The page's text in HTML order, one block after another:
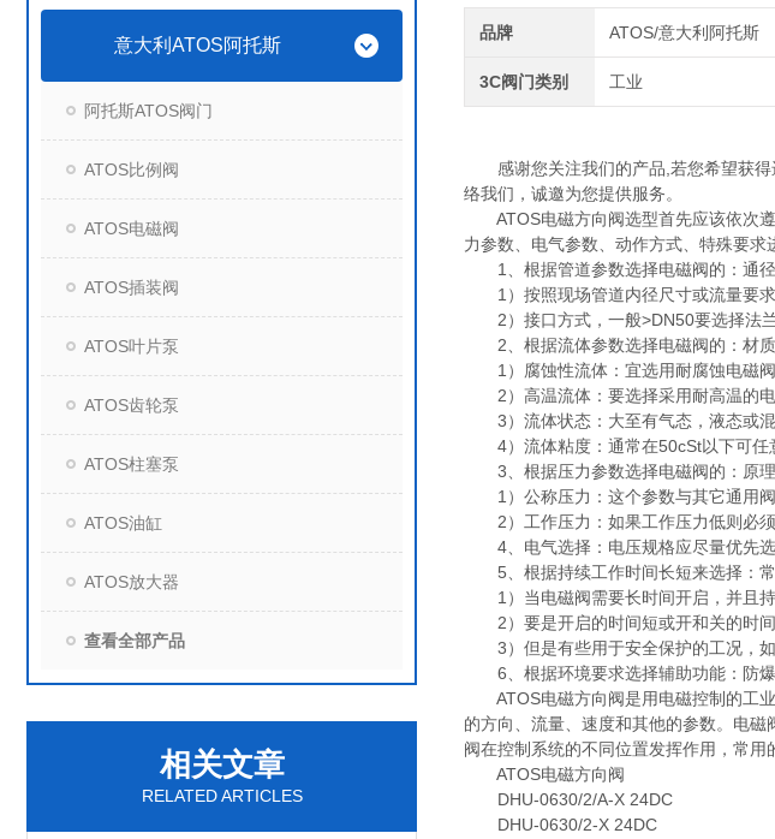
意大利ATOS阿托斯
阿托斯ATOS阀门
ATOS比例阀
ATOS电磁阀
ATOS插装阀
ATOS叶片泵
ATOS齿轮泵
ATOS柱塞泵
ATOS油缸
ATOS放大器
查看全部产品
相关文章
RELATED ARTICLES
品牌 ATOS/意大利阿托斯
3C阀门类别 工业
感谢您关注我们的产品,若您希望获得
络我们，诚邀为您提供服务。
ATOS电磁方向阀选型首先应该依次遵
力参数、电气参数、动作方式、特殊要求
1、根据管道参数选择电磁阀的：通径
1）按照现场管道内径尺寸或流量要求
2）接口方式，一般>DN50要选择法兰
2、根据流体参数选择电磁阀的：材质
1）腐蚀性流体：宜选用耐腐蚀电磁阀
2）高温流体：要选择采用耐高温的电
3）流体状态：大至有气态，液态或混
4）流体粘度：通常在50cSt以下可任
3、根据压力参数选择电磁阀的：原
1）公称压力：这个参数与其它通用阀
2）工作压力：如果工作压力低则必须
4、电气选择：电压规格应尽量优先选
5、根据持续工作时间长短来选择：常
1）当电磁阀需要长时间开启，并且持
2）要是开启的时间短或开和关的时间
3）但是有些用于安全保护的工况，如
6、根据环境要求选择辅助功能：防爆
ATOS电磁方向阀是用电磁控制的工业
的方向、流量、速度和其他的参数。电
阀在控制系统的不同位置发挥作用，常用
ATOS电磁方向阀
DHU-0630/2/A-X 24DC
DHU-0630/2-X 24DC